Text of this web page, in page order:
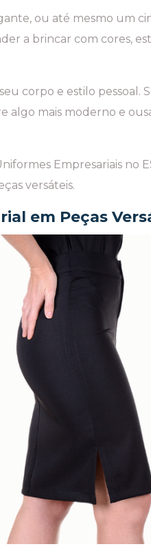
ou até mesmo um
a brincar com cores,
corpo e estilo pessoal.
algo mais moderno e
Empresariais no
versáteis.
em Peças